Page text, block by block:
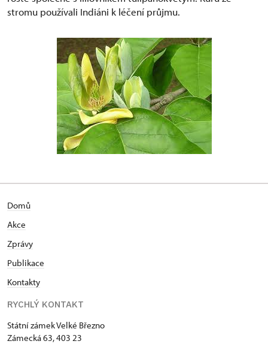
stromu používali Indiáni k léčení průjmu.
Domů
Akce
Zprávy
Publikace
Kontakty
RYCHLÝ KONTAKT
Státní zámek Velké Březno
Zámecká 63, 403 23